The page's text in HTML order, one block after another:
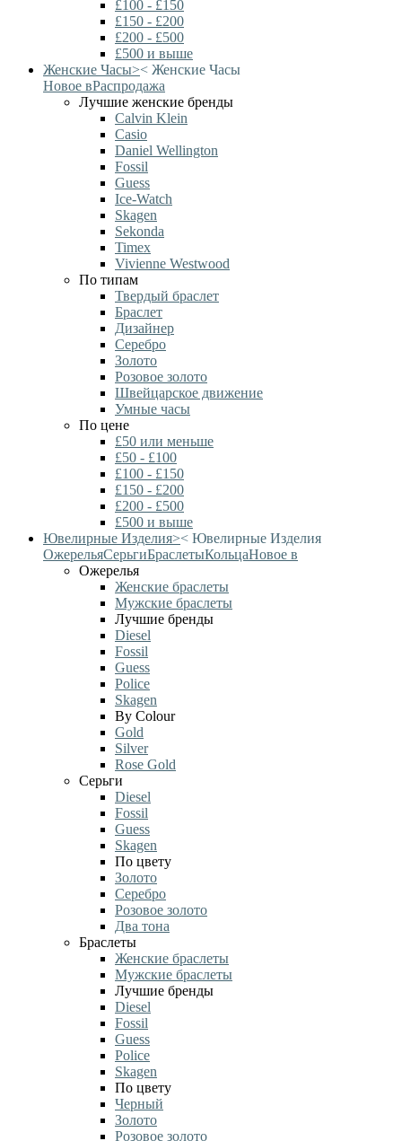
£100 - £150
£150 - £200
£200 - £500
£500 и выше
Женские Часы>< Женские Часы
Новое вРаспродажа
Лучшие женские бренды
Calvin Klein
Casio
Daniel Wellington
Fossil
Guess
Ice-Watch
Skagen
Sekonda
Timex
Vivienne Westwood
По типам
Твердый браслет
Браслет
Дизайнер
Серебро
Золото
Розовое золото
Швейцарское движение
Умные часы
По цене
£50 или меньше
£50 - £100
£100 - £150
£150 - £200
£200 - £500
£500 и выше
Ювелирные Изделия>< Ювелирные Изделия
ОжерельяСерьгиБраслетыКольцаНовое в
Ожерелья
Женские браслеты
Мужские браслеты
Лучшие бренды
Diesel
Fossil
Guess
Police
Skagen
By Colour
Gold
Silver
Rose Gold
Серьги
Diesel
Fossil
Guess
Skagen
По цвету
Золото
Серебро
Розовое золото
Два тона
Браслеты
Женские браслеты
Мужские браслеты
Лучшие бренды
Diesel
Fossil
Guess
Police
Skagen
По цвету
Черный
Золото
Розовое золото